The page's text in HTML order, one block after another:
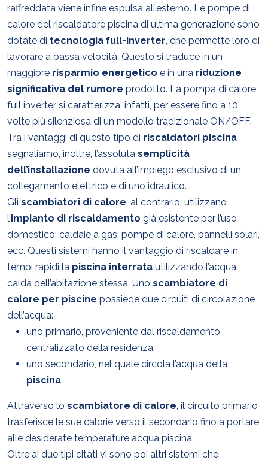
raffreddata viene infine espulsa all’esterno. Le pompe di
calore del riscaldatore piscina di ultima generazione sono
dotate di tecnologia full-inverter, che permette loro di
lavorare a bassa velocità. Questo si traduce in un
maggiore risparmio energetico e in una riduzione
significativa del rumore prodotto. La pompa di calore
full inverter si caratterizza, infatti, per essere fino a 10
volte più silenziosa di un modello tradizionale ON/OFF.
Tra i vantaggi di questo tipo di riscaldatori piscina
segnaliamo, inoltre, l’assoluta semplicità
dell’installazione dovuta all’impiego esclusivo di un
collegamento elettrico e di uno idraulico.
Gli scambiatori di calore, al contrario, utilizzano
l’impianto di riscaldamento già esistente per l’uso
domestico: caldaie a gas, pompe di calore, pannelli solari,
ecc. Questi sistemi hanno il vantaggio di riscaldare in
tempi rapidi la piscina interrata utilizzando l’acqua
calda dell’abitazione stessa. Uno scambiatore di
calore per piscine possiede due circuiti di circolazione
dell’acqua:
uno primario, proveniente dal riscaldamento
centralizzato della residenza;
uno secondario, nel quale circola l’acqua della
piscina.
Attraverso lo scambiatore di calore, il circuito primario
trasferisce le sue calorie verso il secondario fino a portare
alle desiderate temperature acqua piscina.
Oltre ai due tipi citati vi sono poi altri sistemi che